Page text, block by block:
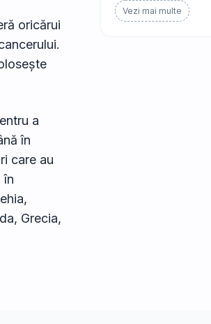
oricărui
a
în
care au
în
Grecia,
Vezi mai multe